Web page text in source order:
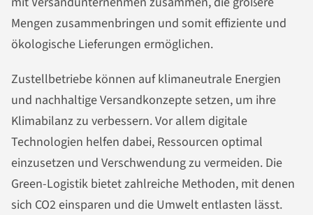
Mengen zusammenbringen und somit effiziente und
ökologische Lieferungen ermöglichen.
Zustellbetriebe können auf klimaneutrale Energien
und nachhaltige Versandkonzepte setzen, um ihre
Klimabilanz zu verbessern. Vor allem digitale
Technologien helfen dabei, Ressourcen optimal
einzusetzen und Verschwendung zu vermeiden. Die
Green-Logistik bietet zahlreiche Methoden, mit denen
sich CO2 einsparen und die Umwelt entlasten lässt.